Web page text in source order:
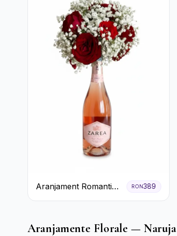
Aranjament Romantic
cu Trandafiri Roșii și
RON389
Aranjamente Florale — Naruja